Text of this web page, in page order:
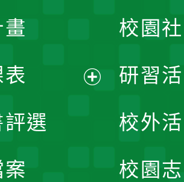
選
校園
研習
校外
校園